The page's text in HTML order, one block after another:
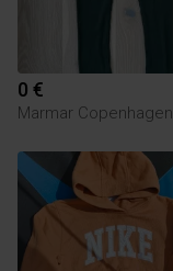
0 €
Marmar Copenhagen